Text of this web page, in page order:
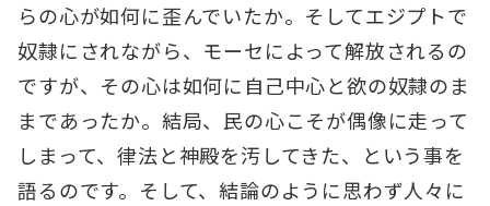
らの心が如何に歪んでいたか。そしてエジプトで
奴隷にされながら、モーセによって解放されるの
ですが、その心は如何に自己中心と欲の奴隷のま
まであったか。結局、民の心こそが偶像に走って
しまって、律法と神殿を汚してきた、という事を
語るのです。そして、結論のように思わず人々に